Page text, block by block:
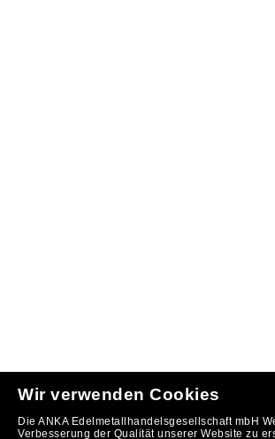
Wir verwenden Cookies
Die ANKA Edelmetallhandelsgesellschaft mbH
Verbesserung der Qualität unserer Website zu